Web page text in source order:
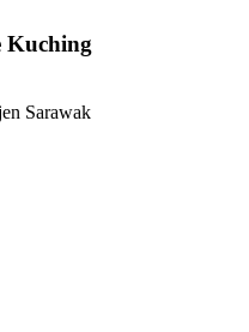
Kuching
Sarawak